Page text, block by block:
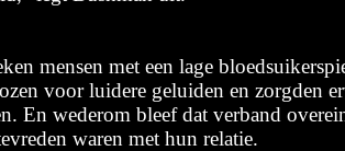
mensen met een lage
voor luidere geluiden en zorgden
En wederom bleef dat verband
waren met hun relatie.